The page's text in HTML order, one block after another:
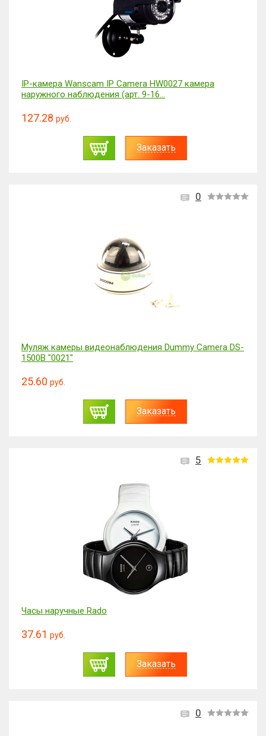
IP-камерa Wanscam IP Camera HW0027 камера
наружного наблюдения (арт. 9-16...
127.28 руб.
Заказать
0
Муляж камеры видеонаблюдения Dummy Camera DS-
1500B "0021"
25.60 руб.
Заказать
5
Часы наручные Rado
37.61 руб.
Заказать
0